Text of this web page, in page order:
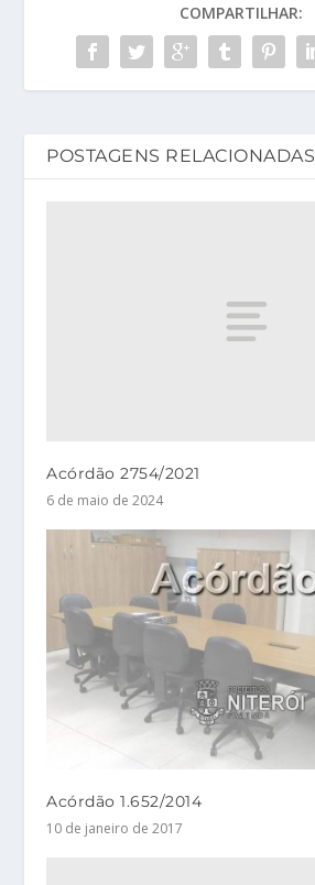
COMPARTILHAR:
POSTAGENS RELACIONADAS
Acórdão 2754/2021
6 de maio de 2024
Acórdão 1.652/2014
10 de janeiro de 2017